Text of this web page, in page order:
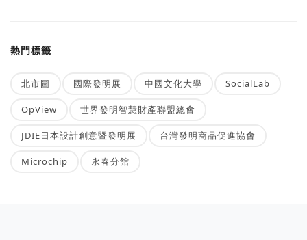
熱門標籤
北市圖 國際發明展 中國文化大學 SocialLab
OpView 世界發明智慧財產聯盟總會
JDIE日本設計創意暨發明展 台灣發明商品促進協會
Microchip 永春分館